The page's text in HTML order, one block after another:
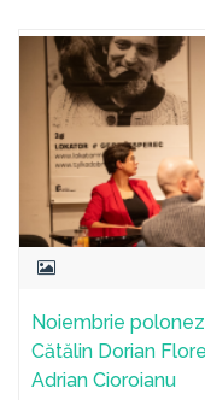
Noiembrie
Cătălin Dorian
Adrian Cioroianu